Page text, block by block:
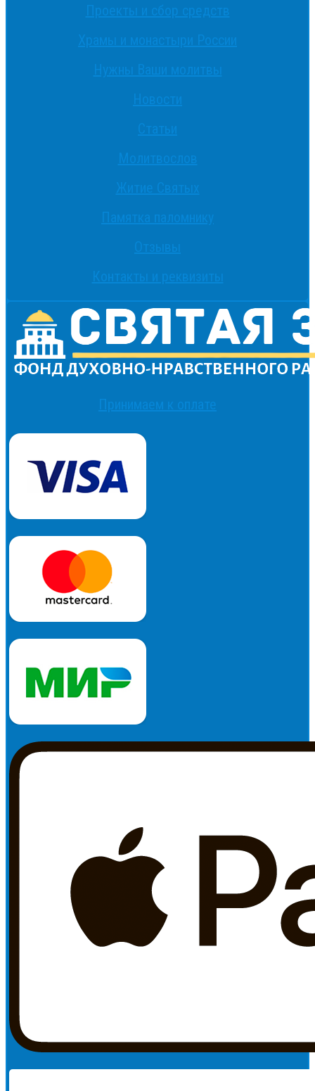
Проекты и сбор средств
Храмы и монастыри России
Нужны Ваши молитвы
Новости
Статьи
Молитвослов
Житие Святых
Памятка паломнику
Отзывы
Контакты и реквизиты
Принимаем к оплате